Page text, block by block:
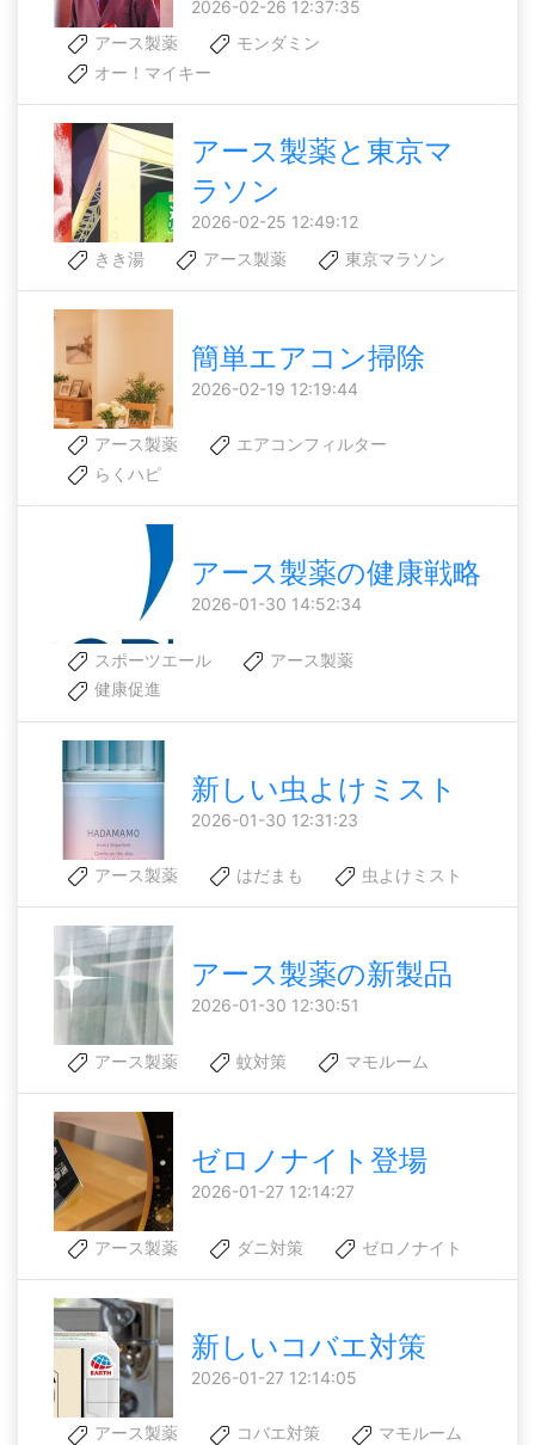
2026-02-26 12:37:35
アース製薬
モンダミン
オー！マイキー
アース製薬と東京マ
ラソン
2026-02-25 12:49:12
きき湯
アース製薬 東京マラソン
簡単エアコン掃除
2026-02-19 12:19:44
アース製薬
エアコンフィルター
らくハピ
アース製薬の健康戦略
2026-01-30 14:52:34
スポーツエール
アース製薬
健康促進
新しい虫よけミスト
2026-01-30 12:31:23
アース製薬 はだまも 虫よけミスト
アース製薬の新製品
2026-01-30 12:30:51
アース製薬 蚊対策 マモルーム
ゼロノナイト登場
2026-01-27 12:14:27
アース製薬 ダニ対策 ゼロノナイト
新しいコバエ対策
2026-01-27 12:14:05
アース製薬 コバエ対策 マモルーム